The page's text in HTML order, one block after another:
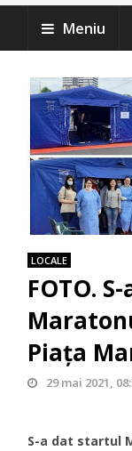
Meniu
LOCALE
FOTO.
Piața
29 mai 2021,
S-a dat startul